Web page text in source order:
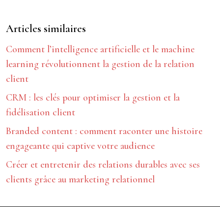
Articles similaires
Comment l’intelligence artificielle et le machine
learning révolutionnent la gestion de la relation
client
CRM : les clés pour optimiser la gestion et la
fidélisation client
Branded content : comment raconter une histoire
engageante qui captive votre audience
Créer et entretenir des relations durables avec ses
clients grâce au marketing relationnel